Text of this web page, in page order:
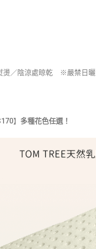
燙／陰涼處晾乾 ※嚴禁日曬
】 多種花色任選！